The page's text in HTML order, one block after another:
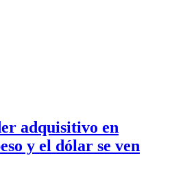
adquisitivo en
y el dólar se ven